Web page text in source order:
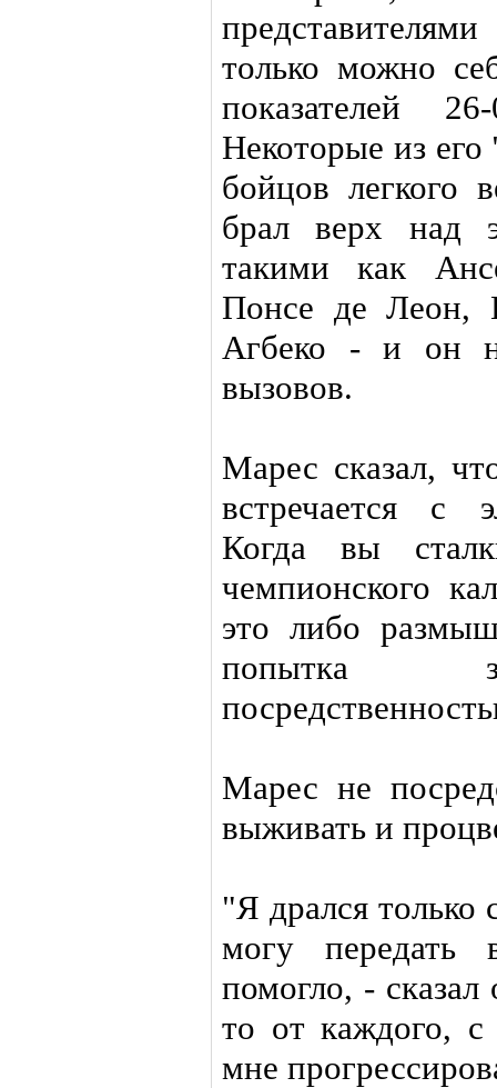
только можно
показателей
Некоторые из
бойцов легкого
брал верх над
такими как
Понсе де Леон,
Агбеко - и он
вызовов.
Марес сказал,
встречается с
Когда вы
чемпионского
это либо
попытка
Марес не
выживать и
"Я дрался
могу передать
помогло, -
то от каждого,
мне